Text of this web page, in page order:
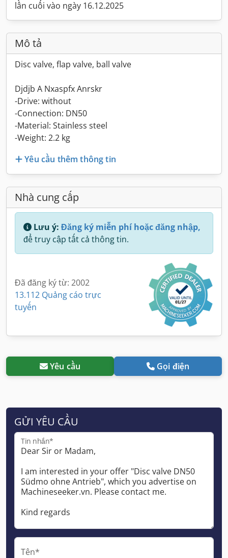
lần cuối vào ngày 16.12.2025
Mô tả
Disc valve, flap valve, ball valve
Djdjb A Nxaspfx Anrskr
-Drive: without
-Connection: DN50
-Material: Stainless steel
-Weight: 2.2 kg
Yêu cầu thêm thông tin
Nhà cung cấp
Lưu ý: Đăng ký miễn phí hoặc đăng nhập,
để truy cập tất cả thông tin.
Đã đăng ký từ: 2002
13.112 Quảng cáo trực
tuyến
Yêu cầu Gọi điện
GỬI YÊU CẦU
Tin nhắn*
Tên*